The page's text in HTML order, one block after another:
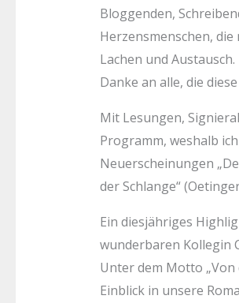
Bloggenden,
Herzensmenschen,
Lachen und Austausch.
Danke an alle, die
Mit Lesungen,
Programm, weshalb
Neuerscheinungen
der Schlange“
Ein diesjähriges
wunderbaren Kollegin
Unter dem Motto „Von
Einblick in unsere